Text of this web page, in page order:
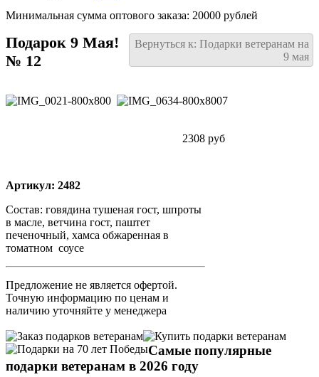
Минимальная сумма оптового заказа: 20000 рублей
Вернуться к: Подарки ветеранам на
9 мая
Подарок 9 Мая!
№ 12
2308 руб
Артикул: 2482
Состав: говядина тушеная гост, шпроты
в масле, ветчина гост, паштет
печеночный, хамса обжаренная в
томатном соусе
Предложение не является офертой.
Точную информацию по ценам и
наличию уточняйте у менеджера
Самые популярные
подарки ветеранам в 2026 году